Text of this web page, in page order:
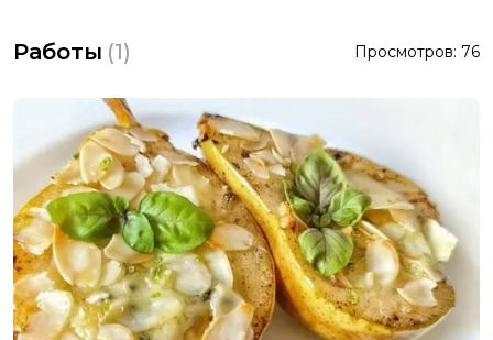
Работы (1) Просмотров: 76